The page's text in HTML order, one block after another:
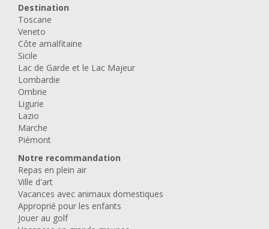
Destination
Toscane
Veneto
Côte amalfitaine
Sicile
Lac de Garde et le Lac Majeur
Lombardie
Ombrie
Ligurie
Lazio
Marche
Piémont
Notre recommandation
Repas en plein air
Ville d'art
Vacances avec animaux domestiques
Approprié pour les enfants
Jouer au golf